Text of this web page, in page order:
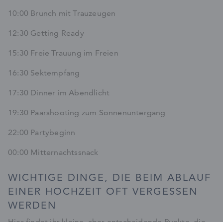
10:00 Brunch mit Trauzeugen
12:30 Getting Ready
15:30 Freie Trauung im Freien
16:30 Sektempfang
17:30 Dinner im Abendlicht
19:30 Paarshooting zum Sonnenuntergang
22:00 Partybeginn
00:00 Mitternachtssnack
WICHTIGE DINGE, DIE BEIM ABLAUF
EINER HOCHZEIT OFT VERGESSEN
WERDEN